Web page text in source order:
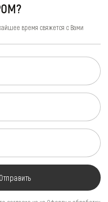
время свяжется с Вами
Отправить